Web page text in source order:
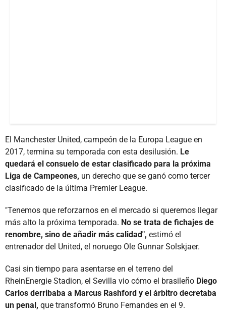
El Manchester United, campeón de la Europa League en
2017, termina su temporada con esta desilusión. Le
quedará el consuelo de estar clasificado para la próxima
Liga de Campeones, un derecho que se ganó como tercer
clasificado de la última Premier League.
"Tenemos que reforzarnos en el mercado si queremos llegar
más alto la próxima temporada. No se trata de fichajes de
renombre, sino de añadir más calidad", estimó el
entrenador del United, el noruego Ole Gunnar Solskjaer.
Casi sin tiempo para asentarse en el terreno del
RheinEnergie Stadion, el Sevilla vio cómo el brasileño Diego
Carlos derribaba a Marcus Rashford y el árbitro decretaba
un penal, que transformó Bruno Fernandes en el 9.